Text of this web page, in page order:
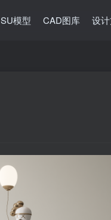
SU模型 CAD图库 设